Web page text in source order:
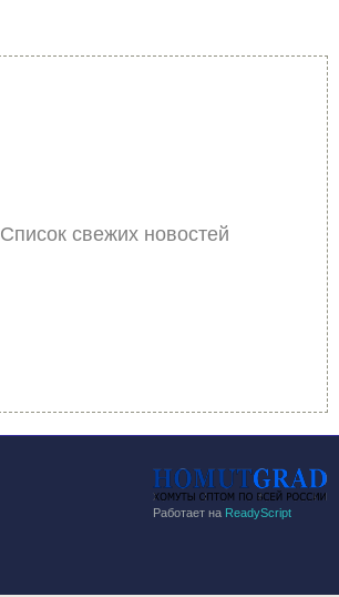
Список свежих новостей
Работает на ReadyScript